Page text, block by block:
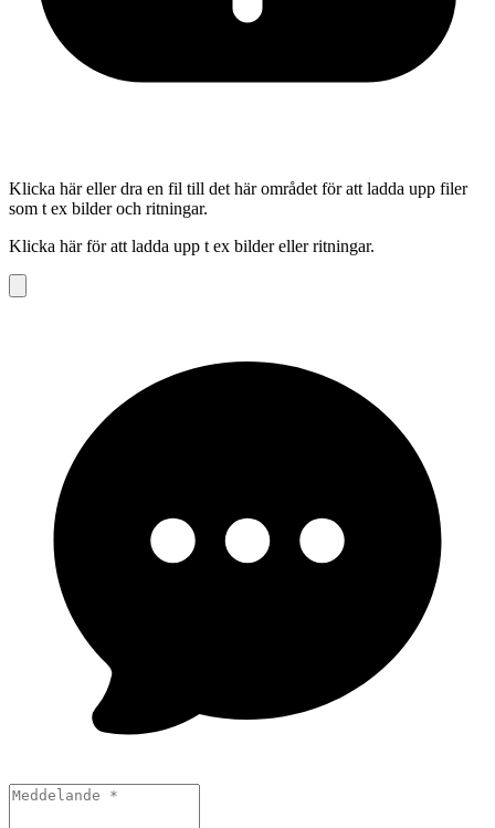
Klicka här eller dra en fil till det här området för att ladda upp filer
som t ex bilder och ritningar.
Klicka här för att ladda upp t ex bilder eller ritningar.